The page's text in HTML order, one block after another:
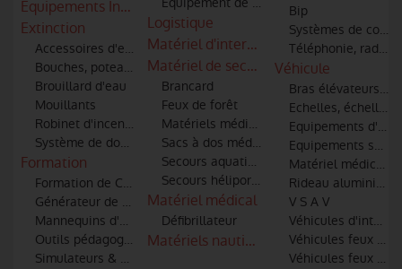
Equipements Industriels
Extinction
Accessoires d'extinction (tuyaux, lances, robinets, raccords)
Bouches, poteaux d'incendie et points d'eau
Brouillard d'eau
Mouillants
Robinet d'incendie
Système de dosage additifs
Formation
Formation de Conduite Opérationnelle des véhicules
Générateur de fumée
Mannequins d'entrainement
Outils pédagogiques
Simulateurs & Réalité virtuelle
Logistique
Matériel d'intervention incendie et
Matériel de secours
Brancard
Feux de forêt
Matériels médical et de secourisme
Sacs à dos médicaux
Secours aquatiques
Secours héliporté et hélitreuillage
Matériel médical
Défibrillateur
Matériels nautiques
Bip
Systèmes de
Téléphonie, radio-
Véhicule
Bras élévateurs
Echelles, échelles
Equipements
Equipements
Matériel médical
Rideau aluminium
V S A V
Véhicules
Véhicules feux de
Véhicules feux